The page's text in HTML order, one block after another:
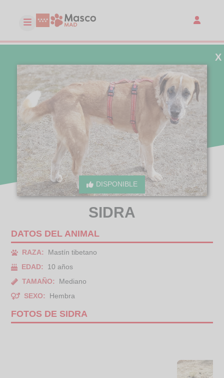
DISPONIBLE
X
SIDRA
DATOS DEL ANIMAL
RAZA:
Mastín tibetano
EDAD:
10 años
TAMAÑO:
Mediano
SEXO:
Hembra
FOTOS DE SIDRA